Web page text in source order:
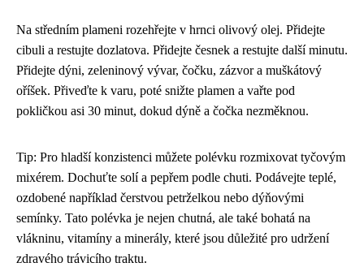
Na středním plameni rozehřejte v hrnci olivový olej. Přidejte
cibuli a restujte dozlatova. Přidejte česnek a restujte další minutu.
Přidejte dýni, zeleninový vývar, čočku, zázvor a muškátový
oříšek. Přiveďte k varu, poté snižte plamen a vařte pod
pokličkou asi 30 minut, dokud dýně a čočka nezměknou.
Tip: Pro hladší konzistenci můžete polévku rozmixovat tyčovým
mixérem. Dochuťte solí a pepřem podle chuti. Podávejte teplé,
ozdobené například čerstvou petrželkou nebo dýňovými
semínky. Tato polévka je nejen chutná, ale také bohatá na
vlákninu, vitamíny a minerály, které jsou důležité pro udržení
zdravého trávicího traktu.